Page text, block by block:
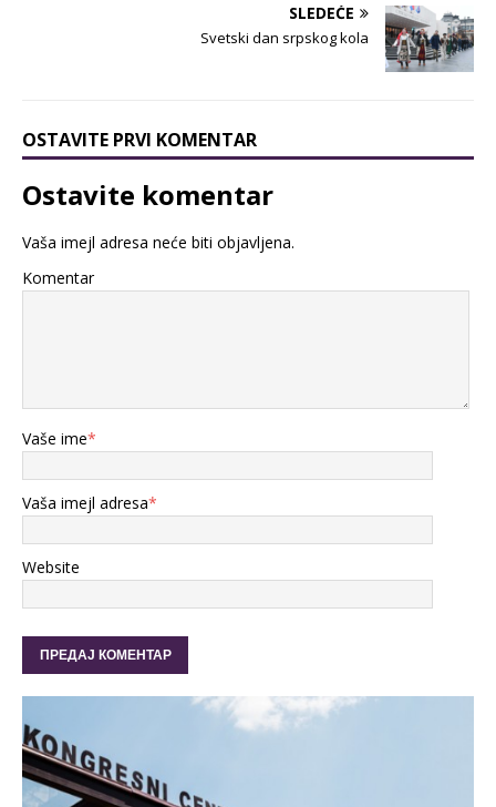
SLEDEĆE
Svetski dan srpskog kola
OSTAVITE PRVI KOMENTAR
Ostavite komentar
Vaša imejl adresa neće biti objavljena.
Komentar
Vaše ime*
Vaša imejl adresa*
Website